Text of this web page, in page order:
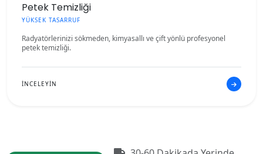
Petek Temizliği
YÜKSEK TASARRUF
Radyatörlerinizi sökmeden, kimyasallı ve çift yönlü profesyonel
petek temizliği.
İNCELEYİN